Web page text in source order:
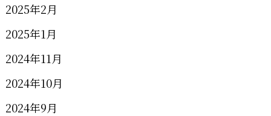
2025年2月
2025年1月
2024年11月
2024年10月
2024年9月